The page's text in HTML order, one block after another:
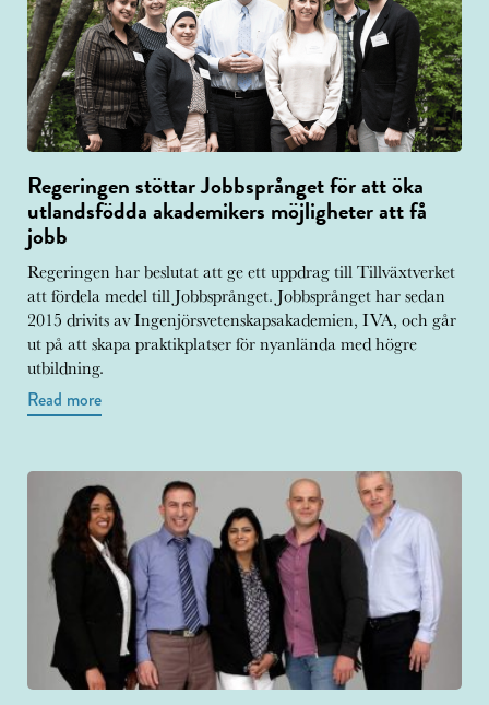
Regeringen stöttar Jobbsprånget för att öka
utlandsfödda akademikers möjligheter att få
jobb
Regeringen har beslutat att ge ett uppdrag till Tillväxtverket
att fördela medel till Jobbsprånget. Jobbsprånget har sedan
2015 drivits av Ingenjörsvetenskapsakademien, IVA, och går
ut på att skapa praktikplatser för nyanlända med högre
utbildning.
Read more